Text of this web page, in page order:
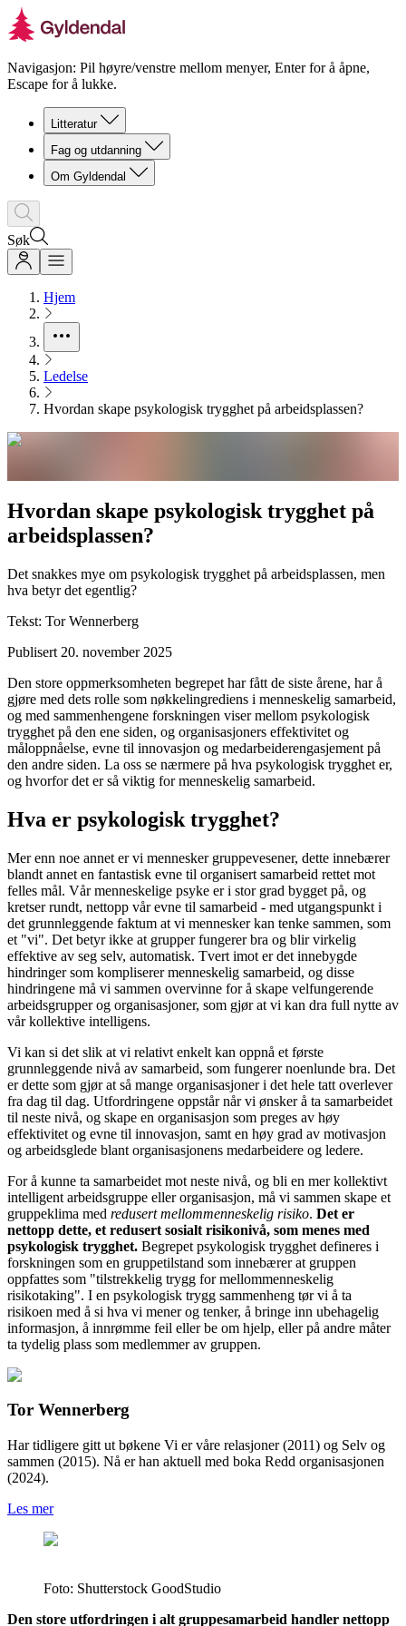
Navigasjon: Pil høyre/venstre mellom menyer, Enter for å åpne,
Escape for å lukke.
Litteratur
Fag og utdanning
Om Gyldendal
Søk
Hjem
Ledelse
Hvordan skape psykologisk trygghet på arbeidsplassen?
Hvordan skape psykologisk trygghet på
arbeidsplassen?
Det snakkes mye om psykologisk trygghet på arbeidsplassen, men
hva betyr det egentlig?
Tekst: Tor Wennerberg
Publisert 20. november 2025
Den store oppmerksomheten begrepet har fått de siste årene, har å
gjøre med dets rolle som nøkkelingrediens i menneskelig samarbeid,
og med sammenhengene forskningen viser mellom psykologisk
trygghet på den ene siden, og organisasjoners effektivitet og
måloppnåelse, evne til innovasjon og medarbeiderengasjement på
den andre siden. La oss se nærmere på hva psykologisk trygghet er,
og hvorfor det er så viktig for menneskelig samarbeid.
Hva er psykologisk trygghet?
Mer enn noe annet er vi mennesker gruppevesener, dette innebærer
blandt annet en fantastisk evne til organisert samarbeid rettet mot
felles mål. Vår menneskelige psyke er i stor grad bygget på, og
kretser rundt, nettopp vår evne til samarbeid - med utgangspunkt i
det grunnleggende faktum at vi mennesker kan tenke sammen, som
et "vi". Det betyr ikke at grupper fungerer bra og blir virkelig
effektive av seg selv, automatisk. Tvert imot er det innebygde
hindringer som kompliserer menneskelig samarbeid, og disse
hindringene må vi sammen overvinne for å skape velfungerende
arbeidsgrupper og organisasjoner, som gjør at vi kan dra full nytte av
vår kollektive intelligens.
Vi kan si det slik at vi relativt enkelt kan oppnå et første
grunnleggende nivå av samarbeid, som fungerer noenlunde bra. Det
er dette som gjør at så mange organisasjoner i det hele tatt overlever
fra dag til dag. Utfordringene oppstår når vi ønsker å ta samarbeidet
til neste nivå, og skape en organisasjon som preges av høy
effektivitet og evne til innovasjon, samt en høy grad av motivasjon
og arbeidsglede blant organisasjonens medarbeidere og ledere.
For å kunne ta samarbeidet mot neste nivå, og bli en mer kollektivt
intelligent arbeidsgruppe eller organisasjon, må vi sammen skape et
gruppeklima med redusert mellommenneskelig risiko. Det er
nettopp dette, et redusert sosialt risikonivå, som menes med
psykologisk trygghet. Begrepet psykologisk trygghet defineres i
forskningen som en gruppetilstand som innebærer at gruppen
oppfattes som "tilstrekkelig trygg for mellommenneskelig
risikotaking". I en psykologisk trygg sammenheng tør vi å ta
risikoen med å si hva vi mener og tenker, å bringe inn ubehagelig
informasjon, å innrømme feil eller be om hjelp, eller på andre måter
ta tydelig plass som medlemmer av gruppen.
Tor Wennerberg
Har tidligere gitt ut bøkene Vi er våre relasjoner (2011) og Selv og
sammen (2015). Nå er han aktuell med boka Redd organisasjonen
(2024).
Les mer
Foto: Shutterstock GoodStudio
Den store utfordringen i alt gruppesamarbeid handler nettopp